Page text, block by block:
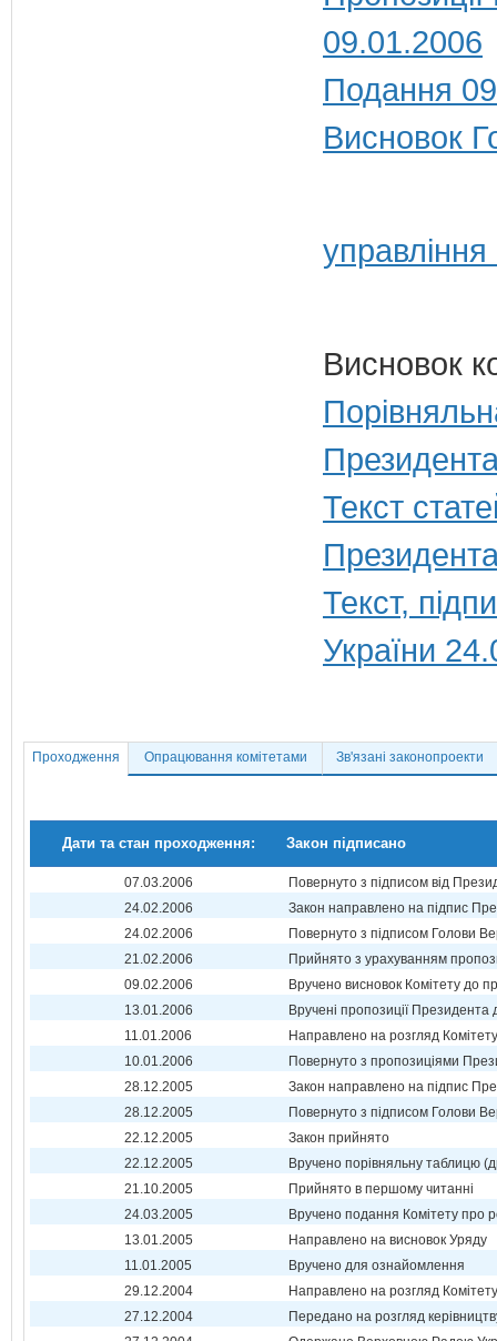
09.01.2006
Подання
Висновок
Висновок
Текст
Текст,
України
Проходження Опрацювання комітетами Зв'язані законопроекти
Дати та стан проходження: Закон підписано
07.03.2006
Повернуто з підписом від
24.02.2006
Закон направлено на підпис
24.02.2006
Повернуто з підписом Голови
21.02.2006
Прийнято з урахуванням
09.02.2006
Вручено висновок Комітету до
13.01.2006
Вручені пропозиції Президента
11.01.2006
Направлено на розгляд Комітету
10.01.2006
Повернуто з пропозиціями
28.12.2005
Закон направлено на підпис
28.12.2005
Повернуто з підписом Голови
22.12.2005
Закон прийнято
22.12.2005
Вручено порівняльну таблицю
21.10.2005
Прийнято в першому читанні
24.03.2005
Вручено подання Комітету про
13.01.2005
Направлено на висновок Уряду
11.01.2005
Вручено для ознайомлення
29.12.2004
Направлено на розгляд Комітету
27.12.2004
Передано на розгляд